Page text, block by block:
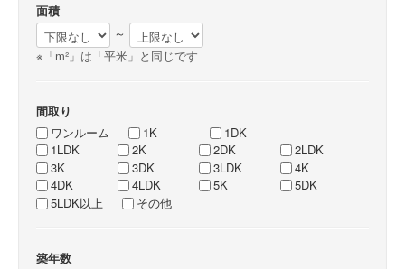
面積
～
※「m²」は「平米」と同じです
間取り
ワンルーム
1K
1DK
1LDK
2K 2DK
2LDK
3K
3DK 3LDK
4K
4DK
4LDK 5K
5DK
5LDK以上
その他
築年数